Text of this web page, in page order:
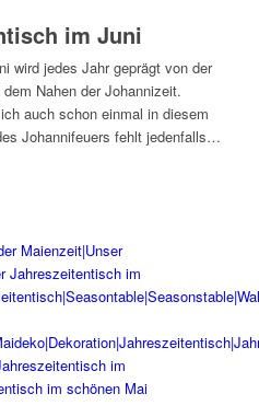
im Juni
wird jedes Jahr geprägt von der
Nahen der Johannizeit.
auch schon einmal in diesem
Johannifeuers fehlt jedenfalls…